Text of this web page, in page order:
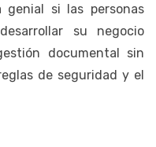
genial si las personas
su negocio
documental sin
de seguridad y el